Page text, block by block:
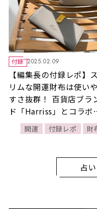
付録 2025.02.09
【編集長の付録レポ】ス
リムな開運財布は使いや
すさ抜群！ 百貨店ブラ
ド「Harriss」とコラボ
た高見えアイテム！
開運 付録レポ 財
占